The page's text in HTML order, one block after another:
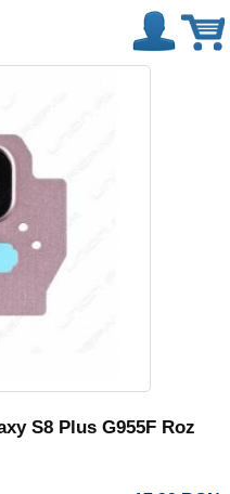
S8 Plus G955F Roz